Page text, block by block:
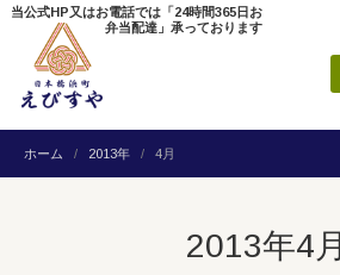
当公式HP又はお電話では「24時間365日お
弁当配達」承っております
ホーム 2013年 4月
2013年4月